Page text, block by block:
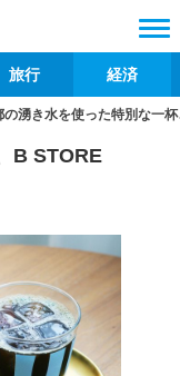
旅行 経済
の湧き水を使った特別な一
B STORE